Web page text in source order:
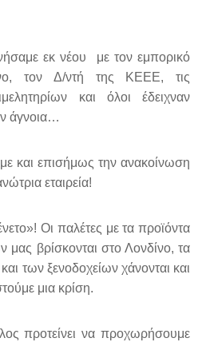
εκ νέου με τον εμπορικό
τον Δ/ντή της ΚΕΕΕ, τις
και όλοι έδειχναν
άγνοια…
και επισήμως την ανακοίνωση
εταιρεία!
Οι παλέτες με τα προϊόντα
μας βρίσκονται στο Λονδίνο, τα
των ξενοδοχείων χάνονται και
μια κρίση.
προτείνει να προχωρήσουμε